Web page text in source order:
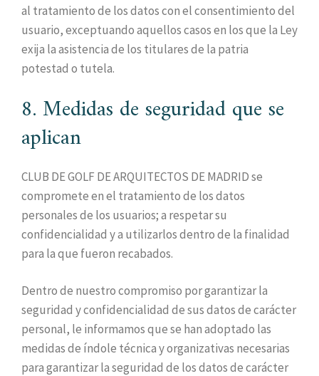
al tratamiento de los datos con el consentimiento del
usuario, exceptuando aquellos casos en los que la Ley
exija la asistencia de los titulares de la patria
potestad o tutela.
8. Medidas de seguridad que se
aplican
CLUB DE GOLF DE ARQUITECTOS DE MADRID se
compromete en el tratamiento de los datos
personales de los usuarios; a respetar su
confidencialidad y a utilizarlos dentro de la finalidad
para la que fueron recabados.
Dentro de nuestro compromiso por garantizar la
seguridad y confidencialidad de sus datos de carácter
personal, le informamos que se han adoptado las
medidas de índole técnica y organizativas necesarias
para garantizar la seguridad de los datos de carácter